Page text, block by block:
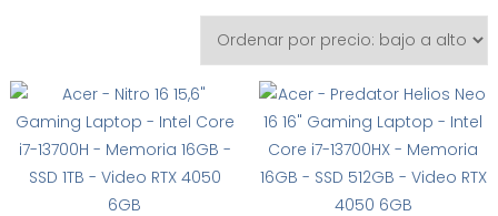
por
precio:
bajo
a
alto